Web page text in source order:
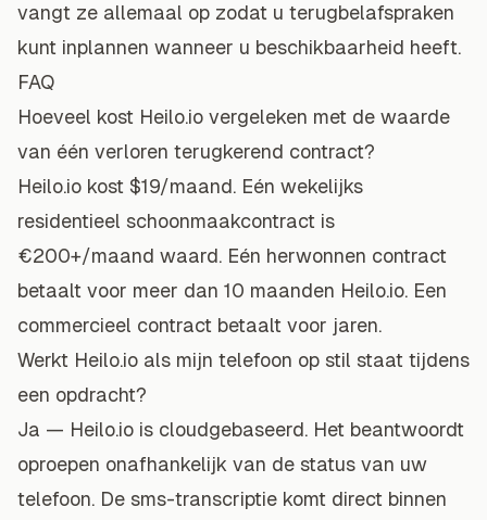
vangt ze allemaal op zodat u terugbelafspraken
kunt inplannen wanneer u beschikbaarheid heeft.
FAQ
Hoeveel kost Heilo.io vergeleken met de waarde
van één verloren terugkerend contract?
Heilo.io kost $19/maand. Eén wekelijks
residentieel schoonmaakcontract is
€200+/maand waard. Eén herwonnen contract
betaalt voor meer dan 10 maanden Heilo.io. Een
commercieel contract betaalt voor jaren.
Werkt Heilo.io als mijn telefoon op stil staat tijdens
een opdracht?
Ja — Heilo.io is cloudgebaseerd. Het beantwoordt
oproepen onafhankelijk van de status van uw
telefoon. De sms-transcriptie komt direct binnen